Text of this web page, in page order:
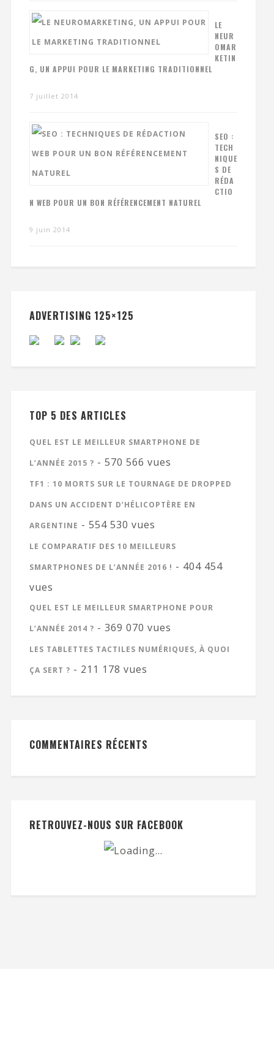
LE
NEUR
OMAR
KETIN
G, UN APPUI POUR LE MARKETING TRADITIONNEL
7 juillet 2014
SEO :
TECH
NIQUE
S DE
RÉDA
CTIO
N WEB POUR UN BON RÉFÉRENCEMENT NATUREL
9 juin 2014
ADVERTISING 125×125
TOP 5 DES ARTICLES
QUEL EST LE MEILLEUR SMARTPHONE DE
L’ANNÉE 2015 ? - 570 566 vues
TF1 : 10 MORTS SUR LE TOURNAGE DE DROPPED
DANS UN ACCIDENT D’HÉLICOPTÈRE EN
ARGENTINE - 554 530 vues
LE COMPARATIF DES 10 MEILLEURS
SMARTPHONES DE L’ANNÉE 2016 ! - 404 454
vues
QUEL EST LE MEILLEUR SMARTPHONE POUR
L’ANNÉE 2014 ? - 369 070 vues
LES TABLETTES TACTILES NUMÉRIQUES, À QUOI
ÇA SERT ? - 211 178 vues
COMMENTAIRES RÉCENTS
RETROUVEZ-NOUS SUR FACEBOOK